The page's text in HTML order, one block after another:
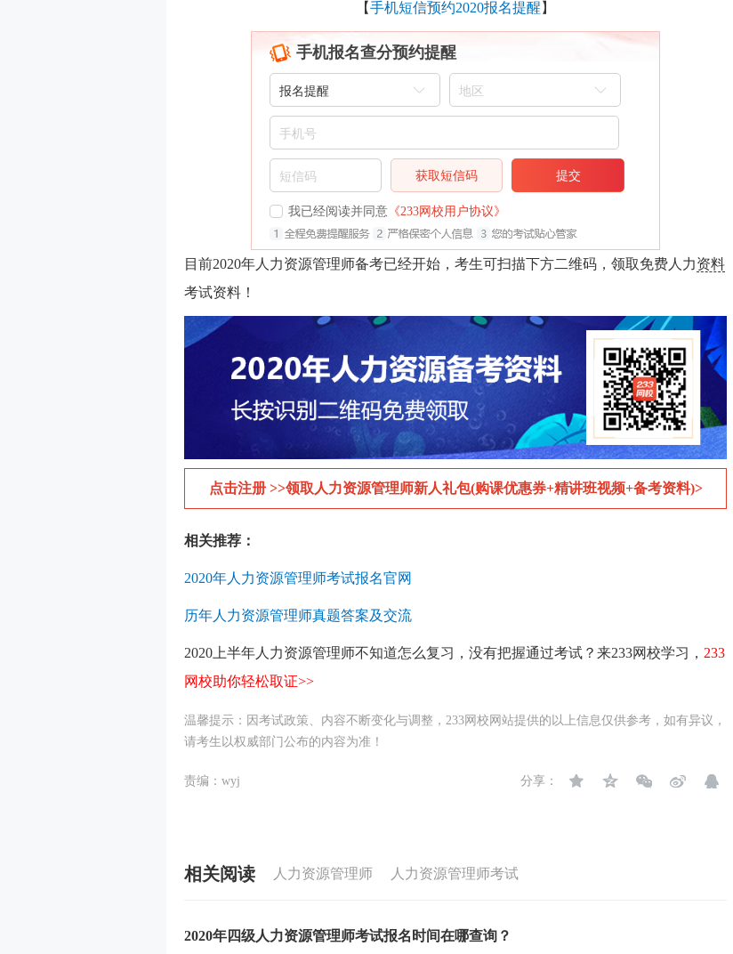
【手机短信预约2020报名提醒 】
手机报名查分预约提醒
获取短信码 提交
我已经阅读并同意 《233网校用户协议》
目前2020年人力资源管理师备考已经开始，考生可扫描下方二维码，领取免费人力资料
考试资料！
点击注册 >>领取人力资源管理师新人礼包(购课优惠券+精讲班视频+备考资料)>
相关推荐：
2020年人力资源管理师考试报名官网
历年人力资源管理师真题答案及交流
2020上半年人力资源管理师不知道怎么复习，没有把握通过考试？来233网校学习， 233
网校助你轻松取证>>
温馨提示：因考试政策、内容不断变化与调整，233网校网站提供的以上信息仅供参考，如有异议，
请考生以权威部门公布的内容为准！
责编：wyj 分享：
相关阅读 人力资源管理师 人力资源管理师考试
2020年四级人力资源管理师考试报名时间在哪查询？